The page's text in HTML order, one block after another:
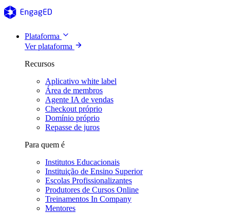
Plataforma
Ver plataforma
Recursos
Aplicativo white label
Área de membros
Agente IA de vendas
Checkout próprio
Domínio próprio
Repasse de juros
Para quem é
Institutos Educacionais
Instituição de Ensino Superior
Escolas Profissionalizantes
Produtores de Cursos Online
Treinamentos In Company
Mentores